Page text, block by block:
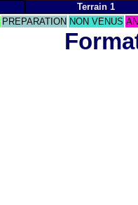
Terrain 1
PREPARATION NON VENUS